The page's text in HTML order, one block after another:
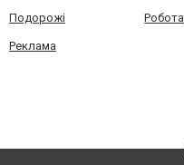
Подорожі Робота
Реклама